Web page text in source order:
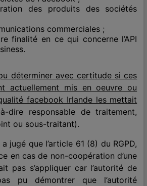
des produits des sociétés
commerciales ;
finalité en ce qui concerne l’API
déterminer avec certitude si ces
actuellement mis en oeuvre ou
facebook Irlande les mettait
à-dire responsable de traitement,
ou sous-traitant).
jugé que l’article 61 (8) du RGPD,
en cas de non-coopération d’une
pas s’appliquer car l’autorité de
pu démontrer que l’autorité